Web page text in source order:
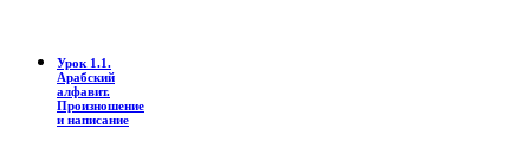
Урок 1.1.
Арабский
алфавит.
Произношение
и написание